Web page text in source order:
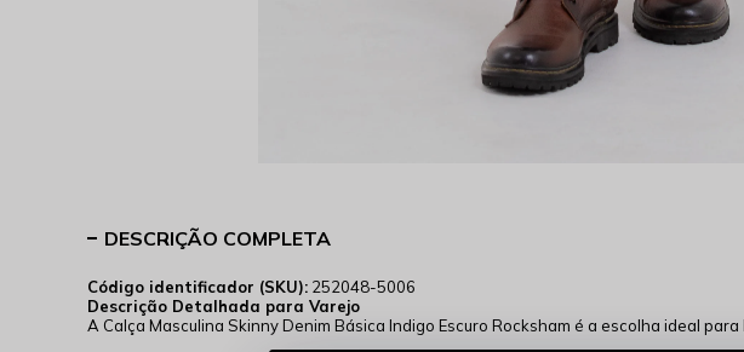
DESCRIÇÃO COMPLETA
Código identificador (SKU): 252048-5006
Descrição Detalhada para Varejo
A Calça Masculina Skinny Denim Básica Indigo Escuro Rocksham é a escolha ideal